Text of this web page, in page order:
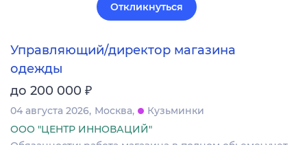
Откликнуться
Управляющий/директор магазина
одежды
до 200 000 ₽
04 августа 2026 Москва
Кузьминки
ООО "ЦЕНТР ИННОВАЦИЙ"